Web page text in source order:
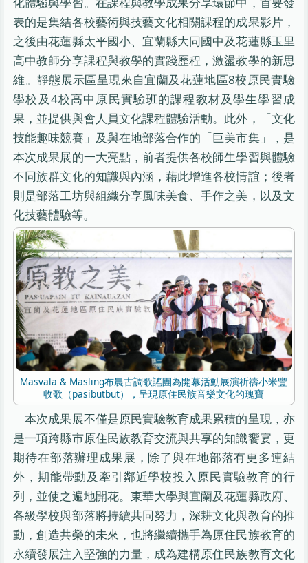
表的是集結各校藝術與技藝文化相關課程的成果影片，
之後由花蓮縣太平國小、宜蘭縣大同國中及花蓮縣玉里
高中教師分享課程與教學的實踐歷程，激盪教學的新思
維。靜態展示區呈現來自宜蘭及花蓮地區8校原民實驗
學校及4校高中原民實驗班的課程教材及學生學習成
果，並提供與會人員文化課程體驗活動。此外，「文化
技能趣味競賽」及與在地部落合作的「巨美市集」，是
本次成果展的一大亮點，前者提供各校師生學習與體驗
不同族群文化的知識與內涵，藉此增進各校情誼；後者
則是部落工坊與組織分享風味美食、手作之美，以及文
化技藝體驗等。
Masvala & Masling布農古調歌謠團為開幕活動展演祈禱小米豐
收歌（pasibutbut），呈現原住民族音樂文化的瑰寶
本次成果展不僅是原民實驗教育成果累積的呈現，亦
是一項跨縣市原住民族教育交流與共享的知識饗宴，更
期待在部落辦理成果展，除了與在地部落有更多連結
外，期能帶動及牽引鄰近學校投入原民實驗教育的行
列，並使之遍地開花。東華大學與宜蘭及花蓮縣政府、
各級學校與部落將持續共同努力，深耕文化與教育的推
動，創造共榮的未來，也將繼續攜手為原住民族教育的
永續發展注入堅強的力量，成為建構原住民族教育文化